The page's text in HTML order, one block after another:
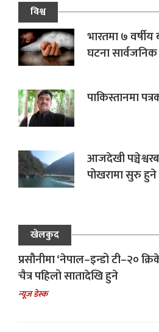
विश्व
भारतमा ७
घटना सार्वजनिक
पाकिस्तानमा
आजदेखी
पोखरामा सुरु हुने
खेलकुद
प्रसौनीमा ‘नेपाल–इन्डो टी–२०
चैत्र पहिलो सातादेखि हुने
न्यूज डेस्क